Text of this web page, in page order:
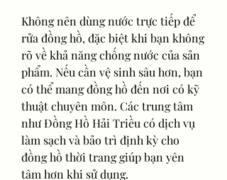
Không nên dùng nước trực tiếp để
rửa đồng hồ, đặc biệt khi bạn không
rõ về khả năng chống nước của sản
phẩm. Nếu cần vệ sinh sâu hơn, bạn
có thể mang đồng hồ đến nơi có kỹ
thuật chuyên môn. Các trung tâm
như Đồng Hồ Hải Triều có dịch vụ
làm sạch và bảo trì định kỳ cho
đồng hồ thời trang giúp bạn yên
tâm hơn khi sử dụng.